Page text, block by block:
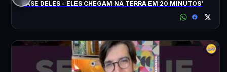
BASE DELES - ELES CHEGAM NA TERRA EM 20 MINUTOS'